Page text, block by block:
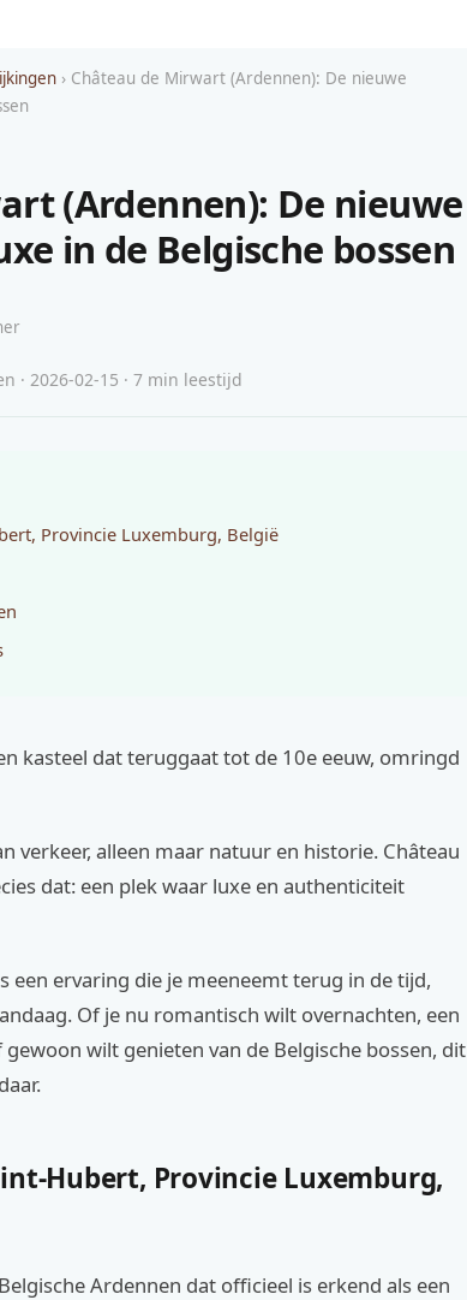
› Château de Mirwart (Ardennen): De nieuwe
(Ardennen): De nieuwe
in de Belgische bossen
· 2026-02-15 · 7 min leestijd
Provincie Luxemburg, België
kasteel dat teruggaat tot de 10e eeuw, omringd
verkeer, alleen maar natuur en historie. Château
dat: een plek waar luxe en authenticiteit
een ervaring die je meeneemt terug in de tijd,
Of je nu romantisch wilt overnachten, een
wilt genieten van de Belgische bossen, dit
Hubert, Provincie Luxemburg,
Ardennen dat officieel is erkend als een